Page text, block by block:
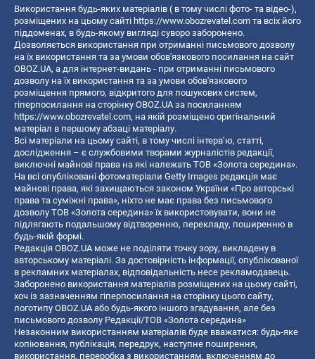
Використання будь-яких матеріалів ( в тому числі фото- та відео-),
розміщених на цьому сайті https://www.obozrevatel.com та всіх його
піддоменах, в будь-якому вигляді суворо заборонено.
Дозволяється використання при отриманні письмового дозволу
на їх використання та за умови обов'язкового посилання на сайт
OBOZ.UA, а для інтернет-видань - при отриманні письмового
дозволу на їх використання та за умови обов'язкового
розміщення прямого, відкритого для пошукових систем,
гіперпосилання на сторінку OBOZ.UA за посиланням
https://www.obozrevatel.com, на якій розміщено оригінальний
матеріал в першому абзаці матеріалу.
Всі матеріали на цьому сайті, в тому числі інтерв’ю, статті,
дослідження – є службовими творами журналістів редакції,
виключні майнові права на які належать ТОВ «Золота середина».
На всі опубліковані фотоматеріали Getty Images редакція має
майнові права, які захищаються законом України «Про авторські
права та суміжні права», ніхто не має права без письмового
дозволу ТОВ «Золота середина» їх використовувати, вони не
підлягають подальшому відтворенню, перекладу, поширенню в
будь-якій формі.
Редакція OBOZ.UA може не поділяти точку зору, викладену в
авторському матеріалі. За достовірність інформації, опублікованої
в рекламних матеріалах, відповідальність несе рекламодавець.
Заборонено використання матеріалів розміщених на цьому сайті,
хоч із зазначенням гіперпосилання на сторінку цього сайту,
логотипу OBOZ.UA або будь-якого іншого згадування, але без
письмового дозволу Редакції/ТОВ «Золота середина»
Незаконним використанням матеріалів буде вважатися: будь-яке
копiювання, публiкацiя, передрук, наступне поширення,
використання, переробка з використанням, включенням до